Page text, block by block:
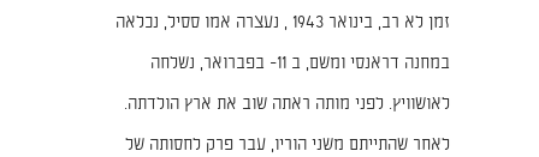
זמן לא רב, בינואר 1943 , נעצרה אמו ססיל, נכלאה
במחנה דראנסי ומשם, ב 11- בפברואר, נשלחה
לאושוויץ. לפני מותה ראתה שוב את ארץ הולדתה.
לאחר שהתייתם משני הוריו, עבר פרק לחסותה של